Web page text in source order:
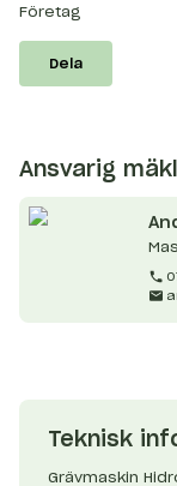
Företag
Dela
Ansvarig
Teknisk
Grävmaskin